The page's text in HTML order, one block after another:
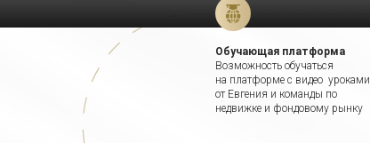
Обучающая платформа
Возможность обучаться
на платформе с видео уроками
от Евгения и команды по
недвижке и фондовому рынку